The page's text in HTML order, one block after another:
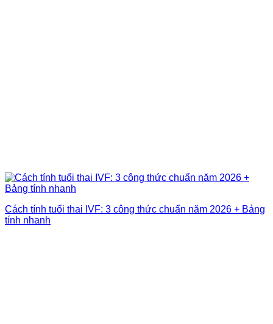
Cách tính tuổi thai IVF: 3 công thức chuẩn năm 2026 + Bảng
tính nhanh